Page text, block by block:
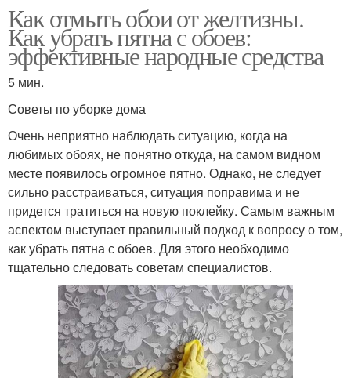
Как отмыть обои от желтизны.
Как убрать пятна с обоев:
эффективные народные средства
5 мин.
Советы по уборке дома
Очень неприятно наблюдать ситуацию, когда на
любимых обоях, не понятно откуда, на самом видном
месте появилось огромное пятно. Однако, не следует
сильно расстраиваться, ситуация поправима и не
придется тратиться на новую поклейку. Самым важным
аспектом выступает правильный подход к вопросу о том,
как убрать пятна с обоев. Для этого необходимо
тщательно следовать советам специалистов.